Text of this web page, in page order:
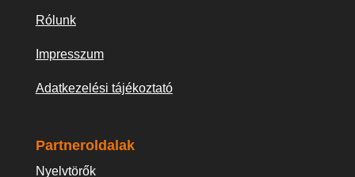
Rólunk
Impresszum
Adatkezelési tájékoztató
Partneroldalak
Nyelvtörők